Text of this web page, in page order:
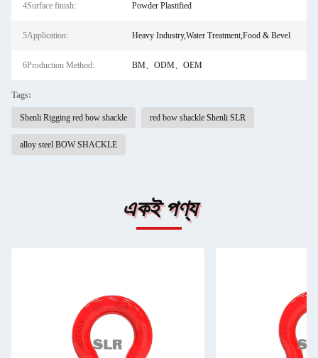
4Surface finish: Powder Plastified
5Application: Heavy Industry,Water Treatment,Food & Bevel
6Production Method: BM、ODM、OEM
Tags:
Shenli Rigging red bow shackle red bow shackle Shenli SLR
alloy steel BOW SHACKLE
একই পণ্য